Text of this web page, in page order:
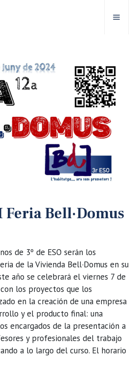
Bell·Domus
de 3º de ESO serán los
de la Vivienda Bell·Domus en su
año se celebrará el viernes 7 de
los proyectos que los
en la creación de una empresa
y el producto final: una
encargados de la presentación a
y profesionales del trabajo
a lo largo del curso. El horario